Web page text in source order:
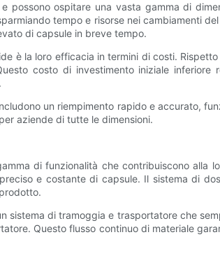
ospitare una vasta gamma di
tempo e risorse nei cambiamenti
di capsule in breve tempo.
è la loro efficacia in termini di costi.
costo di investimento iniziale
un riempimento rapido e accurato,
aziende di tutte le dimensioni.
di funzionalità che contribuiscono alla
e costante di capsule. Il sistema di
di tramoggia e trasportatore che
Questo flusso continuo di materiale